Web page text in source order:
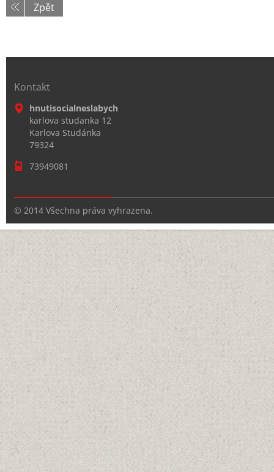
Zpět
Kontakt
hnutisocialneslabych
karlova studanka 12
Karlova Studánka
79324
73949081
© 2014 Všechna práva vyhrazena.